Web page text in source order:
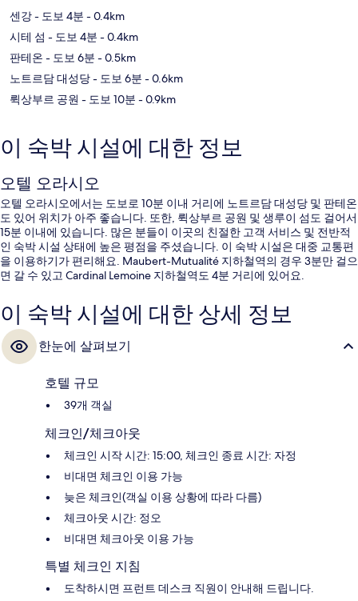
센강- 도보 4분 - 0.4km
시테 섬 - 도보 4분 - 0.4km
판테온 - 도보 6분 - 0.5km
노트르담 대성당- 도보 6분 - 0.6km
뤽상부르 공원 - 도보 10분 - 0.9km
이 숙박 시설에 대한 정보
오텔 오라시오
오텔 오라시오에서는 도보로 10분 이내 거리에 노트르담 대성당 및 판테온
도 있어 위치가 아주 좋습니다. 또한, 뤽상부르 공원 및 생루이 섬도 걸어서
15분 이내에 있습니다. 많은 분들이 이곳의 친절한 고객 서비스 및 전반적
인 숙박 시설 상태에 높은 평점을 주셨습니다. 이 숙박 시설은 대중 교통편
을 이용하기가 편리해요. Maubert-Mutualité 지하철역의 경우 3분만 걸으
면 갈 수 있고 Cardinal Lemoine 지하철역도 4분 거리에 있어요.
이 숙박 시설에 대한 상세 정보
한눈에 살펴보기
호텔 규모
39개 객실
체크인/체크아웃
체크인 시작 시간: 15:00, 체크인 종료 시간: 자정
비대면 체크인 이용 가능
늦은 체크인(객실 이용 상황에 따라 다름)
체크아웃 시간: 정오
비대면 체크아웃 이용 가능
특별 체크인 지침
도착하시면 프런트 데스크 직원이 안내해 드립니다.